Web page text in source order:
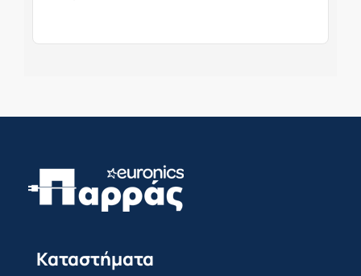
Καταστήματα